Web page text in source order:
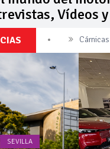
Vídeos
La
Invercar
SEVILLA